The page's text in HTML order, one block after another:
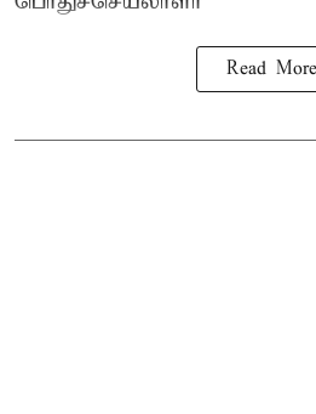
Read More